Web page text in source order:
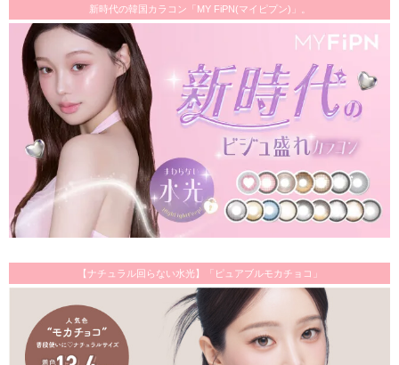
新時代の韓国カラコン「MY FiPN(マイピプン)」。
【ナチュラル回らない水光】「ピュアブルモカチョコ」